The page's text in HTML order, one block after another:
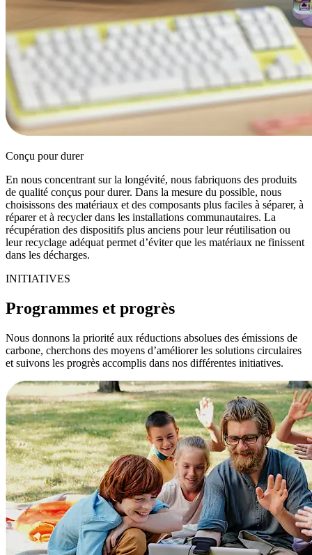
Conçu pour durer
En nous concentrant sur la longévité, nous fabriquons des produits
de qualité conçus pour durer. Dans la mesure du possible, nous
choisissons des matériaux et des composants plus faciles à séparer, à
réparer et à recycler dans les installations communautaires. La
récupération des dispositifs plus anciens pour leur réutilisation ou
leur recyclage adéquat permet d’éviter que les matériaux ne finissent
dans les décharges.
INITIATIVES
Programmes et progrès
Nous donnons la priorité aux réductions absolues des émissions de
carbone, cherchons des moyens d’améliorer les solutions circulaires
et suivons les progrès accomplis dans nos différentes initiatives.